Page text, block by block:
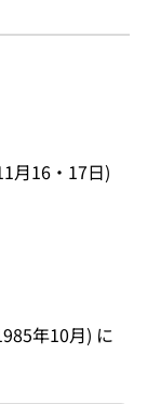
月16・17日)
年10月) に